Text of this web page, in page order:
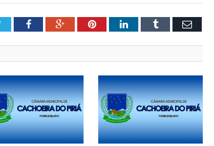
TwitterFacebookGoogle+PinterestLinkedInTumblr Email